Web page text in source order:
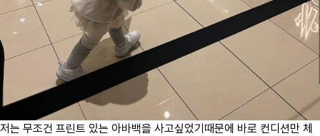
저는 무조건 프린트 있는 아바백을 사고싶었기때문에 바로 컨디션만 체